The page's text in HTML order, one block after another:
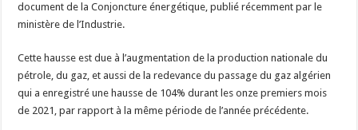
document de la Conjoncture énergétique, publié récemment par le
ministère de l’Industrie.
Cette hausse est due à l’augmentation de la production nationale du
pétrole, du gaz, et aussi de la redevance du passage du gaz algérien
qui a enregistré une hausse de 104% durant les onze premiers mois
de 2021, par rapport à la même période de l’année précédente.